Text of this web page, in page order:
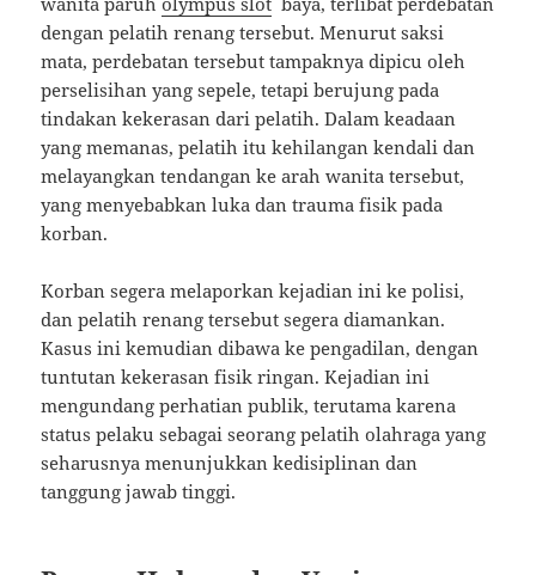
dengan pelatih renang tersebut. Menurut saksi
mata, perdebatan tersebut tampaknya dipicu oleh
perselisihan yang sepele, tetapi berujung pada
tindakan kekerasan dari pelatih. Dalam keadaan
yang memanas, pelatih itu kehilangan kendali dan
melayangkan tendangan ke arah wanita tersebut,
yang menyebabkan luka dan trauma fisik pada
korban.
Korban segera melaporkan kejadian ini ke polisi,
dan pelatih renang tersebut segera diamankan.
Kasus ini kemudian dibawa ke pengadilan, dengan
tuntutan kekerasan fisik ringan. Kejadian ini
mengundang perhatian publik, terutama karena
status pelaku sebagai seorang pelatih olahraga yang
seharusnya menunjukkan kedisiplinan dan
tanggung jawab tinggi.